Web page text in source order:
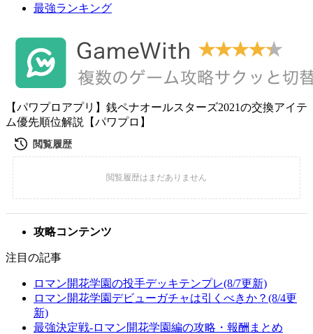
最強ランキング
【パワプロアプリ】銭ペナオールスターズ2021の交換アイテ
ム優先順位解説【パワプロ】
攻略コンテンツ
注目の記事
ロマン開花学園の投手デッキテンプレ(8/7更新)
ロマン開花学園デビューガチャは引くべきか？(8/4更
新)
最強決定戦-ロマン開花学園編の攻略・報酬まとめ